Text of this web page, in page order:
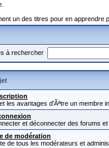
un des titres pour en
à rechercher
les avantages d'Ãªtre un membre
et déconnecter des forums
de modération
de tous les modérateurs et